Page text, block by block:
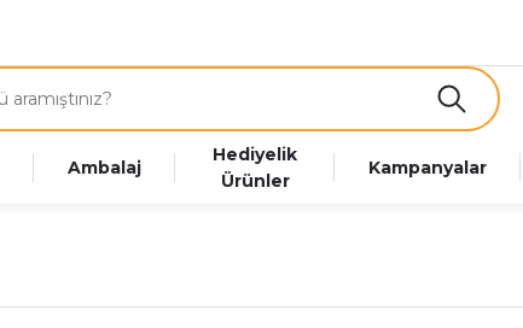
Ambalaj
Hediyelik
Ürünler
Kampanyalar